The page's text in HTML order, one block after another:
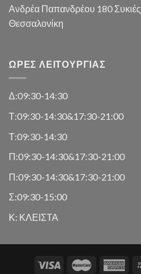
Ανδρέα Παπανδρέου 180 Συκιές
Θεσσαλονίκη
ΏΡΕΣ ΛΕΙΤΟΥΡΓΊΑΣ
Δ:09:30-14:30
Τ:09:30-14:30&17:30-21:00
Τ:09:30-14:30
Π:09:30-14:30&17:30-21:00
Π:09:30-14:30&17:30-21:00
Σ:09:30-15:00
Κ: ΚΛΕΙΣΤΑ